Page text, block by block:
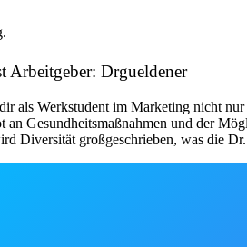
Arbeitgeber: Drgueldener
als Werkstudent im Marketing nicht
Gesundheitsmaßnahmen und der
Diversität großgeschrieben, was die